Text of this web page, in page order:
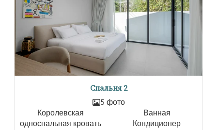
Спальня 2
5 фото
Королевская
односпальная кровать
Ванная
Кондиционер